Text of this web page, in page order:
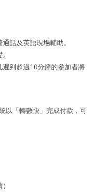
話及英語現場輔助。
到超過10分鐘的參加者將
以「轉數快」完成付款，可